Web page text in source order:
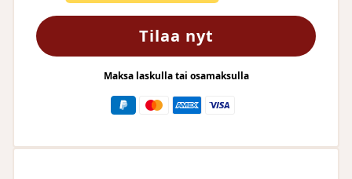
Tilaa nyt
Maksa laskulla tai osamaksulla